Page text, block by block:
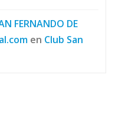
FERNANDO DE
en Club San